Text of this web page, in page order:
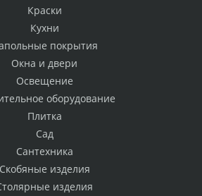
Краски
Кухни
покрытия
Окна и двери
Освещение
оборудование
Плитка
Сад
Сантехника
Скобяные изделия
изделия